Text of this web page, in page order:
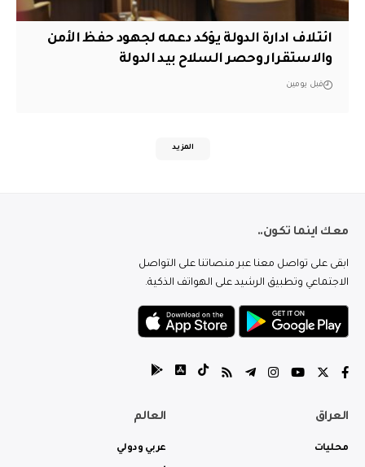
ائتلاف ادارة الدولة يؤكد دعمه لجهود حفظ الأمن
والاستقرار وحصر السلاح بيد الدولة
قبل يومين
المزيد
معك اينما تكون..
ابقى على تواصل معنا عبر منصاتنا على التواصل
الاجتماعي وتطبيق الرشيد على الهواتف الذكية.
العراق
محليات
العالم
عربي ودولي